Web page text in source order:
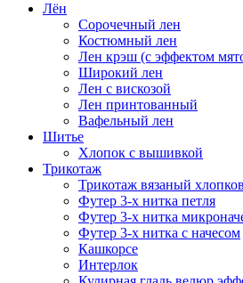
Лён
Сорочечный лен
Костюмный лен
Лен крэш (с эффектом
Широкий лен
Лен с вискозой
Лен принтованный
Вафельный лен
Шитье
Хлопок с вышивкой
Трикотаж
Трикотаж вязаный
Футер 3-х нитка петля
Футер 3-х нитка
Футер 3-х нитка с начесом
Кашкорсе
Интерлок